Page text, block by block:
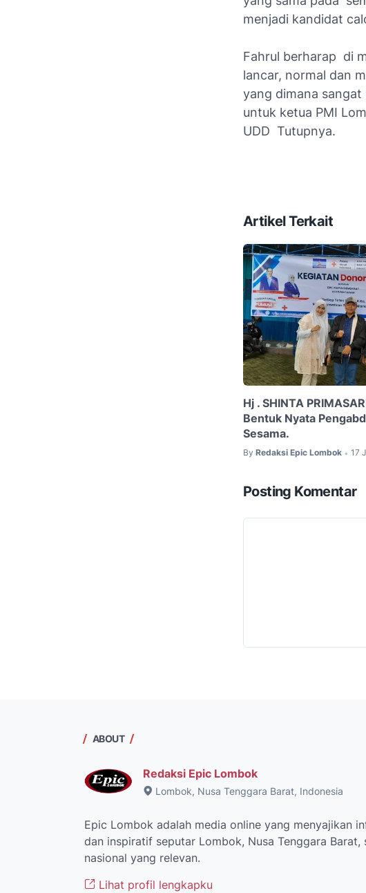
menjadi kandidat
Fahrul berharap di
lancar, normal dan
yang dimana sangat
untuk ketua PMI
UDD Tutupnya.
Artikel Terkait
Hj . SHINTA
Bentuk Nyata
Sesama.
By Redaksi Epic Lombok • 17
Posting Komentar
ABOUT
Redaksi Epic Lombok
Lombok, Nusa Tenggara Barat, Indonesia
Epic Lombok adalah media online yang menyajikan
dan inspiratif seputar Lombok, Nusa Tenggara Barat,
nasional yang relevan.
Lihat profil lengkapku